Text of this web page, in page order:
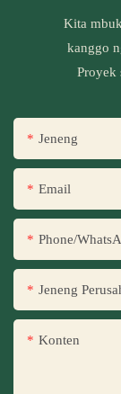
Kita
kanggo
Proyek
Jeneng
Email
Phone/
Jeneng
Konten